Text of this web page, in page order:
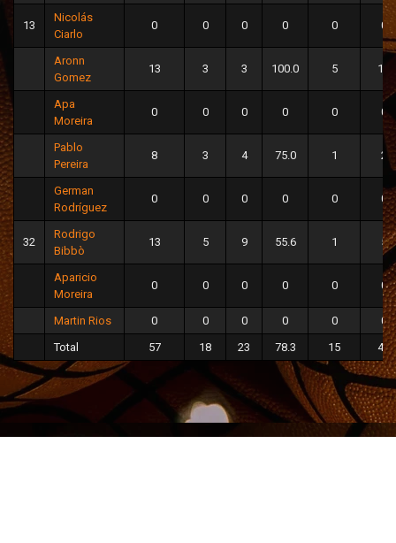
13
Nicolás
Ciarlo
0 0 0 0 0 0
Aronn
Gomez
13 3 3 100.0 5 11
Apa
Moreira
0 0 0 0 0 0
Pablo
Pereira
8 3 4 75.0 1 2
German
Rodríguez
0 0 0 0 0 0
32
Rodrigo
Bibbò
13 5 9 55.6 1 5
Aparicio
Moreira
0 0 0 0 0 0
Martin Rios 0 0 0 0 0
0
Total
57 18 23 78.3 15 41